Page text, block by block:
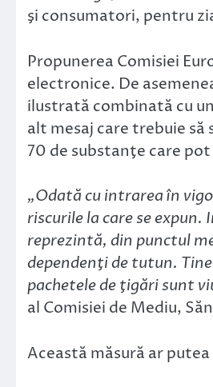
şi consumatori, pentru
Propunerea Comisiei
electronice. De
ilustrată combinată cu
alt mesaj care trebuie să
70 de substanţe care
„Odată cu intrarea în
riscurile la care se
reprezintă, din punctul
dependenţi de tutun.
pachetele de ţigări sunt
al Comisiei de Mediu,
Această măsură ar